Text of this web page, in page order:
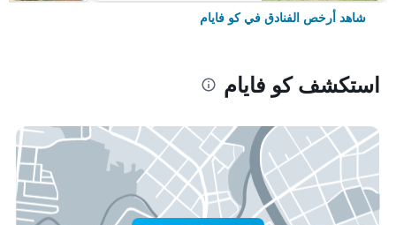
شاهد أرخص الفنادق في كو فايام
استكشف كو فايام